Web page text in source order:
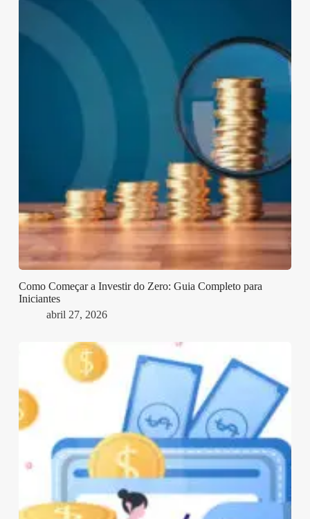
Como Começar a Investir do Zero: Guia Completo para
Iniciantes
abril 27, 2026